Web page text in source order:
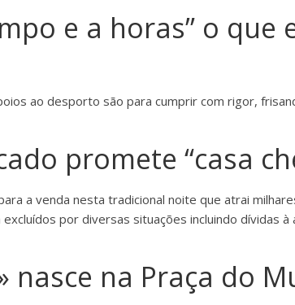
e a horas” o que
ao desporto são para cumprir com rigor,
promete “casa
a venda nesta tradicional noite que atrai
por diversas situações incluindo dívidas à
nasce na Praça do